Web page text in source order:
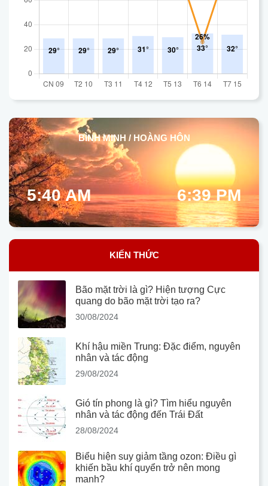
BÌNH MINH / HOÀNG HÔN
5:40 AM 6:39 PM
KIẾN THỨC
Bão mặt trời là gì? Hiện tượng Cực
quang do bão mặt trời tạo ra?
30/08/2024
Khí hậu miền Trung: Đặc điểm, nguyên
nhân và tác động
29/08/2024
Gió tín phong là gì? Tìm hiểu nguyên
nhân và tác động đến Trái Đất
28/08/2024
Biểu hiện suy giảm tầng ozon: Điều gì
khiến bầu khí quyển trở nên mong
manh?